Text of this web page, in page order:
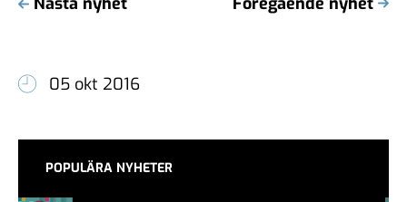
05 okt 2016
POPULÄRA NYHETER